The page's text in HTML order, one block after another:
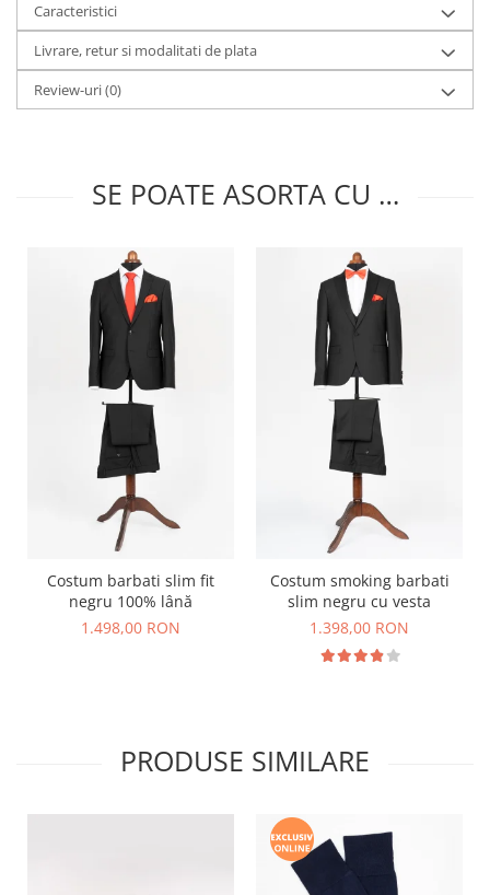
Caracteristici
Livrare, retur si modalitati de plata
Review-uri(0)
SE POATE ASORTA CU …
Costum barbati slim fit
negru 100% lână
1.498,00 RON
Costum smoking barbati
slim negru cu vesta
1.398,00 RON
PRODUSE SIMILARE